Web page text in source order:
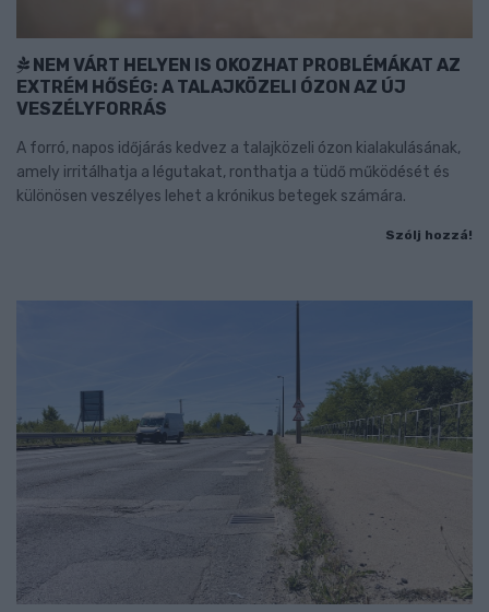
NEM VÁRT HELYEN IS OKOZHAT PROBLÉMÁKAT AZ
EXTRÉM HŐSÉG: A TALAJKÖZELI ÓZON AZ ÚJ
VESZÉLYFORRÁS
A forró, napos időjárás kedvez a talajközeli ózon kialakulásának,
amely irritálhatja a légutakat, ronthatja a tüdő működését és
különösen veszélyes lehet a krónikus betegek számára.
Szólj hozzá!